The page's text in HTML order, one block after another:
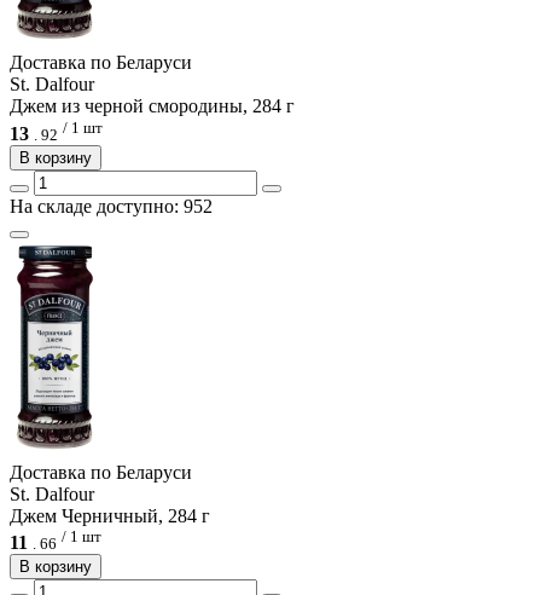
Доcтавка по Беларуси
St. Dalfour
Джем из черной смородины, 284 г
13
92 / 1 шт
В корзину
На складе доступно: 952
Доcтавка по Беларуси
St. Dalfour
Джем Черничный, 284 г
11 . 66 / 1 шт
В корзину